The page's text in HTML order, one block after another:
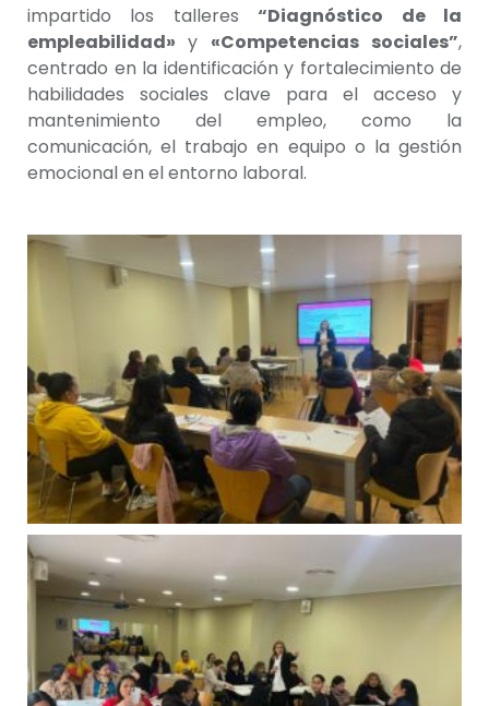
impartido los talleres“Diagnóstico de la
empleabilidad»y «Competencias sociales”,
centrado en la identificación y fortalecimiento de
habilidades sociales clave para el acceso y
mantenimiento del empleo, como la
comunicación, el trabajo en equipo o la gestión
emocional en el entorno laboral.